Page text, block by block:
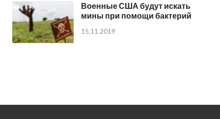
Военные США будут искать
мины при помощи бактерий
15.11.2019